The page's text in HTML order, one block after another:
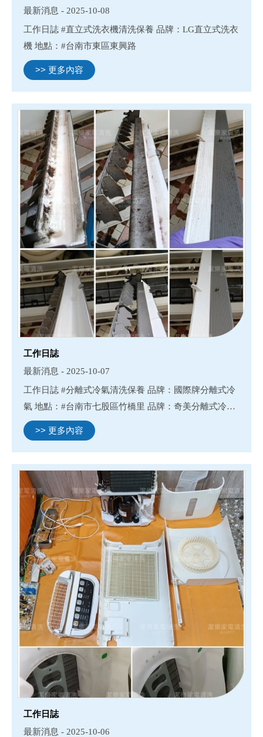
最新消息 - 2025-10-08
工作日誌 #直立式洗衣機清洗保養 品牌：LG直立式洗衣
>> 更多內容
工作日誌
最新消息 - 2025-10-07
工作日誌 #分離式冷氣清洗保養 品牌：國際牌分離式冷
氣 地點：#台南市七股區竹橋里 品牌：奇美分離式冷氣
>> 更多內容
工作日誌
最新消息 - 2025-10-06